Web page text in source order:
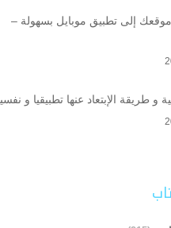
إلى تطبيق موبايل بسهولة –
و طريقة الإبتعاد عنها تطبيقيا و